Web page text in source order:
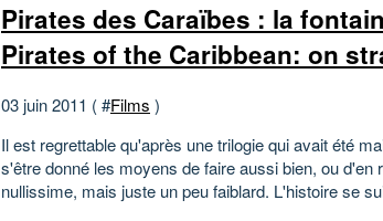
Pirates des Caraïbes : la
Pirates of the Caribbean: on
03 juin 2011 ( #Films )
Il est regrettable qu'après une trilogie qui avait été
s'être donné les moyens de faire aussi bien, ou
nullissime, mais juste un peu faiblard. L'histoire se